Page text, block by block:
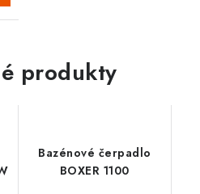
produkty
Bazénové čerpadlo
BOXER 1100